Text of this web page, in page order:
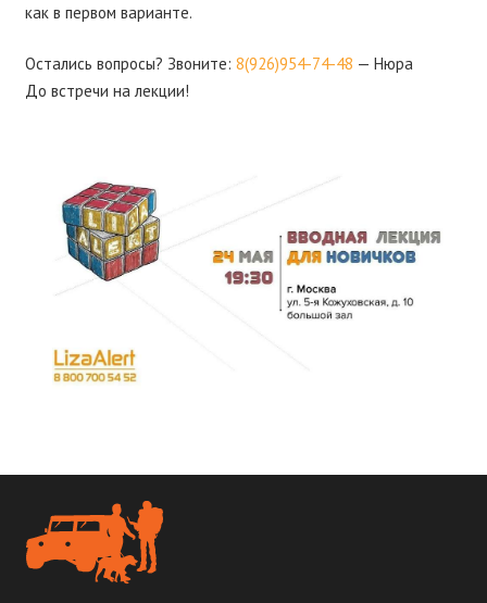
как в первом варианте.
Остались вопросы? Звоните: 8(926)954-74-48 — Нюра
До встречи на лекции!